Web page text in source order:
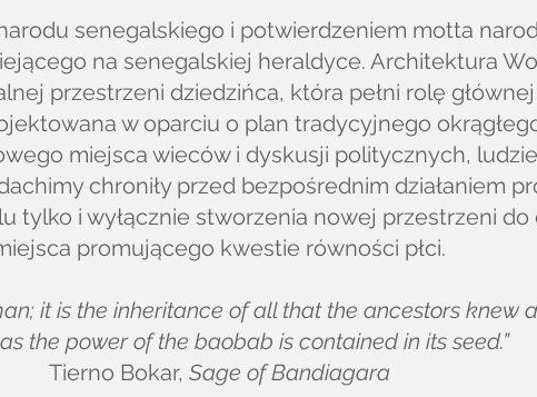
senegalskiego i potwierdzeniem motta
na senegalskiej heraldyce. Architektura
przestrzeni dziedzińca, która pełni rolę
w oparciu o plan tradycyjnego
miejsca wieców i dyskusji politycznych,
chroniły przed bezpośrednim działaniem
tylko i wyłącznie stworzenia nowej przestrzeni
promującego kwestie równości płci.
it is the inheritance of all that the ancestors knew
the power of the baobab is contained in its seed.”
Tierno Bokar, Sage of Bandiagara